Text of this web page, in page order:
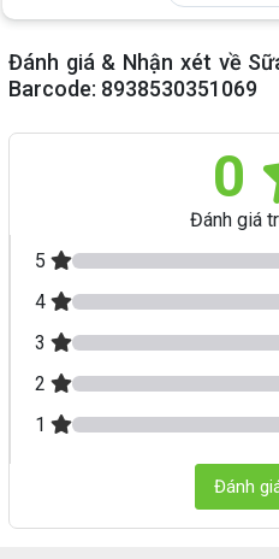
Đánh giá & Nhận xét về
Barcode: 8938530351069
0
Đánh giá
5
4
3
2
1
Đánh